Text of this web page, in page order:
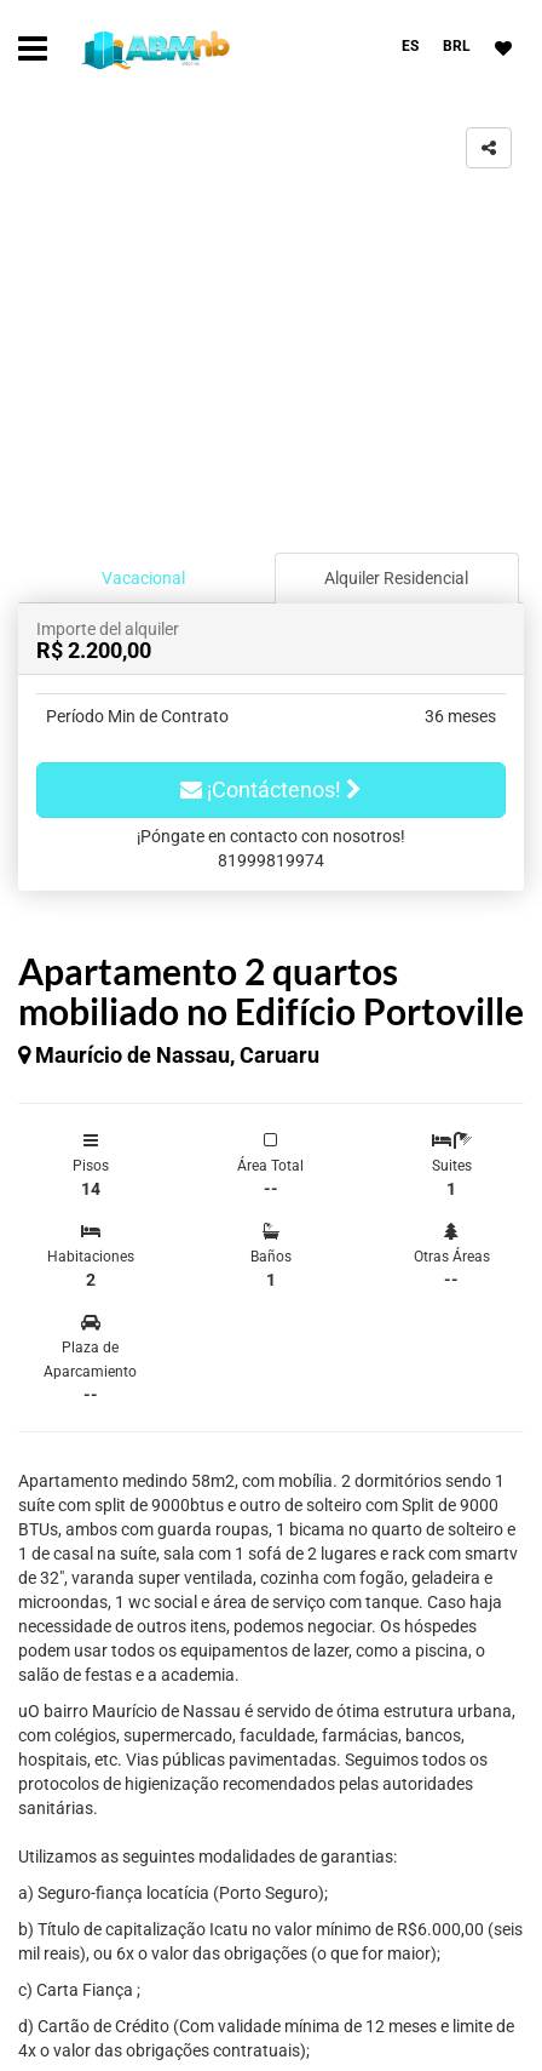
ES BRL
Apartamento 2 quartos
mobiliado no Edifício Portoville
Maurício de Nassau, Caruaru
Pisos
14
Área Total
--
Suites
1
Habitaciones
2
Baños
1
Otras Áreas
--
Plaza de
Aparcamiento
--
Apartamento medindo 58m2, com mobília. 2 dormitórios sendo 1
suíte com split de 9000btus e outro de solteiro com Split de 9000
BTUs, ambos com guarda roupas, 1 bicama no quarto de solteiro e
1 de casal na suíte, sala com 1 sofá de 2 lugares e rack com smartv
de 32", varanda super ventilada, cozinha com fogão, geladeira e
microondas, 1 wc social e área de serviço com tanque. Caso haja
necessidade de outros itens, podemos negociar. Os hóspedes
podem usar todos os equipamentos de lazer, como a piscina, o
salão de festas e a academia.
uO bairro Maurício de Nassau é servido de ótima estrutura urbana,
com colégios, supermercado, faculdade, farmácias, bancos,
hospitais, etc. Vias públicas pavimentadas. Seguimos todos os
protocolos de higienização recomendados pelas autoridades
sanitárias.
Utilizamos as seguintes modalidades de garantias:
a) Seguro-fiança locatícia (Porto Seguro);
b) Título de capitalização Icatu no valor mínimo de R$6.000,00 (seis
mil reais), ou 6x o valor das obrigações (o que for maior);
c) Carta Fiança ;
d) Cartão de Crédito (Com validade mínima de 12 meses e limite de
4x o valor das obrigações contratuais);
Vacacional Alquiler Residencial
Importe del alquiler
R$ 2.200,00
Período Min de Contrato 36 meses
¡Contáctenos!
¡Póngate en contacto con nosotros!
81999819974